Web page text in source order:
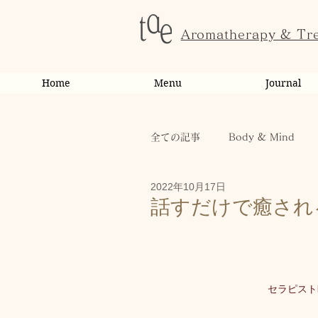
Aromatherapy &
Home Menu Journal
全ての記事 Body & Mind
お客様の変化・ご感想
話すだけで癒さ
2022年10月17日
セラピス